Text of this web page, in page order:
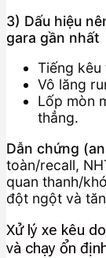
3) Dấu hiệu
gara gần nhất
Tiếng kêu
Vô lăng
Lốp mòn
thẳng.
Dẫn chứng
toàn/recall,
quan thanh/
đột ngột và
Xử lý xe kêu
và chạy ổn